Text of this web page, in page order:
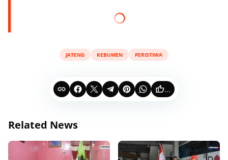
JATENG KEBUMEN PERISTIWA
...
Related News